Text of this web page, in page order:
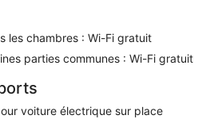
relaxante profonde et un
pluie » ; de plus, elles ont des
et un bidet.
gratuitement par le biais
voyageurs d'affaires
des chaises de bureau et un
les chambres. De plus, les
journaux gratuits et de l'eau
les chambres : Wi-Fi gratuit
parties communes : Wi-Fi gratuit
voiture électrique sur place